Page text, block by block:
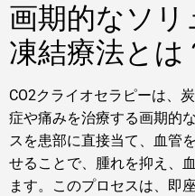
画期的なソリ
凍結療法とは
CO2クライオセラピーは、
症や痛みを治療する画期的
スを患部に直接当て、血管
せることで、腫れを抑え、
ます。このプロセスは、即